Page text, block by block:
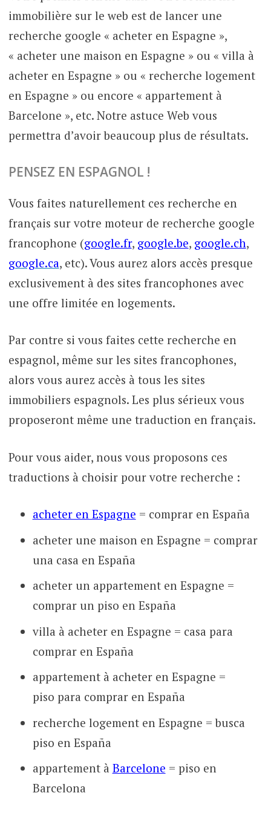
immobilière sur le web est de lancer une
recherche google « acheter en Espagne »,
« acheter une maison en Espagne » ou « villa à
acheter en Espagne » ou « recherche logement
en Espagne » ou encore « appartement à
Barcelone », etc. Notre astuce Web vous
permettra d’avoir beaucoup plus de résultats.
PENSEZ EN ESPAGNOL !
Vous faites naturellement ces recherche en
français sur votre moteur de recherche google
francophone (google.fr, google.be, google.ch,
google.ca, etc). Vous aurez alors accès presque
exclusivement à des sites francophones avec
une offre limitée en logements.
Par contre si vous faites cette recherche en
espagnol, même sur les sites francophones,
alors vous aurez accès à tous les sites
immobiliers espagnols. Les plus sérieux vous
proposeront même une traduction en français.
Pour vous aider, nous vous proposons ces
traductions à choisir pour votre recherche :
acheter en Espagne = comprar en España
acheter une maison en Espagne = comprar
una casa en España
acheter un appartement en Espagne =
comprar un piso en España
villa à acheter en Espagne = casa para
comprar en España
appartement à acheter en Espagne =
piso para comprar en España
recherche logement en Espagne = busca
piso en España
appartement à Barcelone = piso en
Barcelona